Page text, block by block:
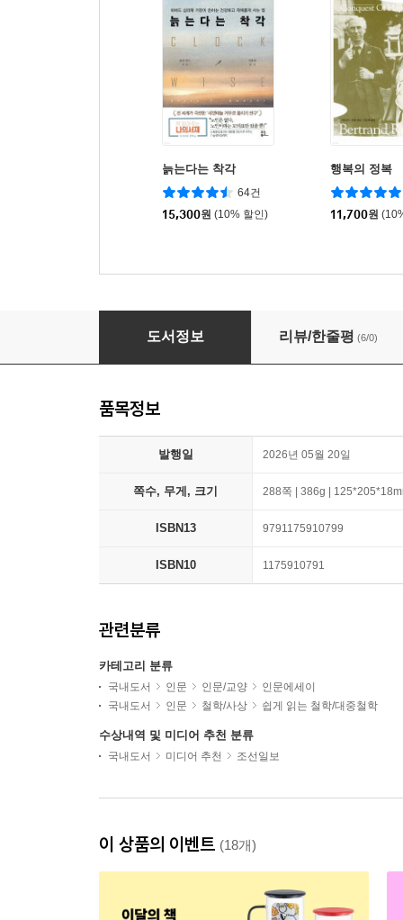
늙는다는 착각
64건
15,300원 (10% 할인)
행복의 정복
11,700원
마침표의 순간들
도서정보 리뷰/한줄평 (6/0)
품목정보
발행일 2026년 05월 20일
쪽수, 무게, 크기 288쪽 | 386g |
ISBN13 9791175910799
ISBN10 1175910791
관련분류
카테고리 분류
국내도서 인문 인문/교양
인문에세이
국내도서
인문 철학/사상 쉽게 읽는 철학/대중철학
수상내역 및 미디어 추천 분류
국내도서 미디어 추천 조선일보
이 상품의 이벤트 (18개)